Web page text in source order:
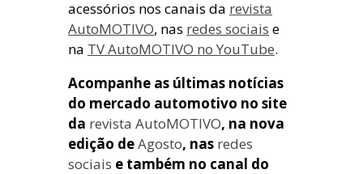
acessórios nos canais da revista
AutoMOTIVO, nas redes sociais e
na TV AutoMOTIVO no YouTube.
Acompanhe as últimas notícias
do mercado automotivo no site
da revista AutoMOTIVO, na nova
edição deAgosto, nas redes
sociais e também no canal do